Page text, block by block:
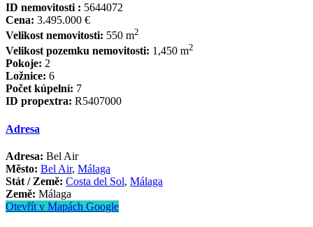
ID nemovitosti : 5644072
Cena: 3.495.000 €
Velikost nemovitosti: 550 m2
Velikost pozemku nemovitosti: 1,450 m2
Pokoje: 2
Ložnice: 6
Počet kúpelní: 7
ID propextra: R5407000
Adresa
Adresa: Bel Air
Město: Bel Air,Málaga
Stát / Země: Costa del Sol,Málaga
Země: Málaga
Otevřít v Mapách Google